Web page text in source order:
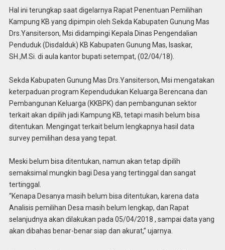
Hal ini terungkap saat digelarnya Rapat Penentuan Pemilihan
Kampung KB yang dipimpin oleh Sekda Kabupaten Gunung Mas
Drs.Yansiterson, Msi didampingi Kepala Dinas Pengendalian
Penduduk (Disdalduk) KB Kabupaten Gunung Mas, Isaskar,
SH.,M.Si. di aula kantor bupati setempat, (02/04/18).
Sekda Kabupaten Gunung Mas Drs.Yansiterson, Msi mengatakan
keterpaduan program Kependudukan Keluarga Berencana dan
Pembangunan Keluarga (KKBPK) dan pembangunan sektor
terkait akan dipilih jadi Kampung KB, tetapi masih belum bisa
ditentukan. Mengingat terkait belum lengkapnya hasil data
survey pemilihan desa yang tepat.
Meski belum bisa ditentukan, namun akan tetap dipilih
semaksimal mungkin bagi Desa yang tertinggal dan sangat
tertinggal.
“Kenapa Desanya masih belum bisa ditentukan, karena data
Analisis pemilihan Desa masih belum lengkap, dan Rapat
selanjudnya akan dilakukan pada 05/04/2018 , sampai data yang
akan dibahas benar-benar siap dan akurat,” ujarnya.